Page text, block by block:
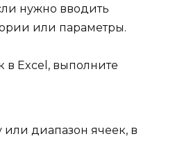
нужно вводить
или параметры.
в Excel, выполните
диапазон ячеек, в